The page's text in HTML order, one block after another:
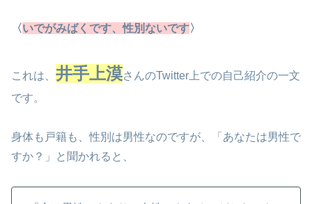
〈いでがみばくです、性別ないです〉
これは、 井手上漠さんのTwitter上での自己紹介の一文
です。
身体も戸籍も、性別は男性なのですが、「あなたは男性で
すか？」と聞かれると、